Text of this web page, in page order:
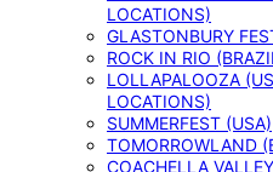
LOCATIONS)
GLASTONBURY
ROCK IN RIO
LOLLAPALOOZA
LOCATIONS)
SUMMERFEST (USA)
TOMORROWLAND
COACHELLA